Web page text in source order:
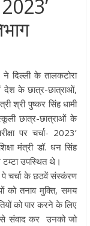
में कांवड़ यात्रा के दौरान
सेवा और संस्कृति का
को अपने हाथों से
सिंह धामी ने
का किया भ्रमण,
प्रबंधन व्यवस्थाओं की
2023’
ने दिल्ली के तालकटोरा
देश के छात्र-छात्राओं,
श्री पुष्कर सिंह धामी
छात्र-छात्राओं के
पर चर्चा- 2023’
मंत्री डॉ. धन सिंह
टम्टा उपस्थित थे।
पे चर्चा के छठवें संस्कंरण
को तनाव मुक्ति, समय
को पार करने के लिए
से संवाद कर उनको जो